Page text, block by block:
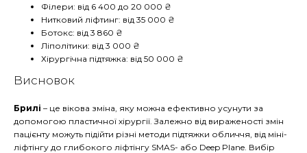
Філери: від 6 400 до 20 000 ₴
Нитковий ліфтинг: від 35 000 ₴
Ботокс: від 3 860 ₴
Ліполітики: від 3 000 ₴
Хірургічна підтяжка: від 50 000 ₴
Висновок
Брилі – це вікова зміна, яку можна ефективно усунути за
допомогою пластичної хірургії. Залежно від вираженості змін
пацієнту можуть підійти різні методи підтяжки обличчя, від міні-
ліфтінгу до глибокого ліфтінгу SMAS- або Deep Plane. Вибір